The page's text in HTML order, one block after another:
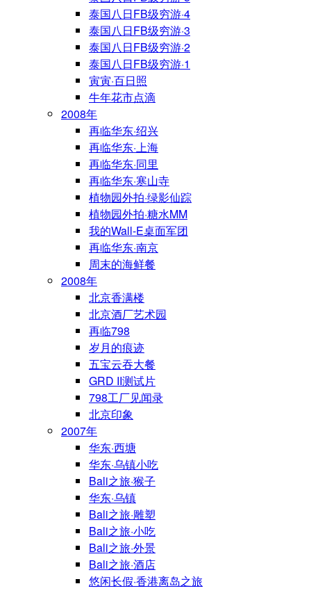
泰国八日FB级穷游·4
泰国八日FB级穷游·3
泰国八日FB级穷游·2
泰国八日FB级穷游·1
寅寅·百日照
牛年花市点滴
2008年
再临华东·绍兴
再临华东·上海
再临华东·同里
再临华东·寒山寺
植物园外拍·绿影仙踪
植物园外拍·糖水MM
我的Wall-E桌面军团
再临华东·南京
周末的海鲜餐
2008年
北京香满楼
北京酒厂艺术园
再临798
岁月的痕迹
五宝云吞大餐
GRD II测试片
798工厂见闻录
北京印象
2007年
华东·西塘
华东·乌镇小吃
Bali之旅·猴子
华东·乌镇
Bali之旅·雕塑
Bali之旅·小吃
Bali之旅·外景
Bali之旅·酒店
悠闲长假·香港离岛之旅